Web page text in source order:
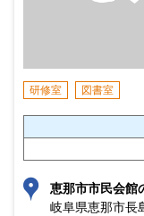
研修室 図書室
恵那市市民会館
岐阜県恵那市長